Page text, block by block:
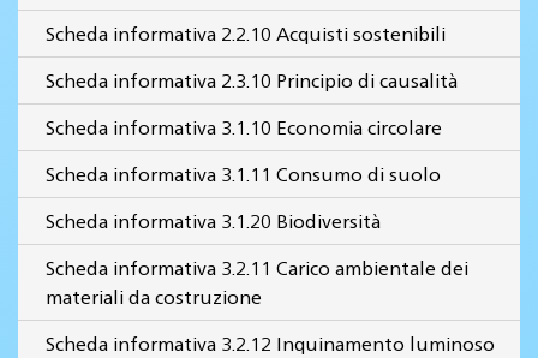
Scheda informativa 2.2.10 Acquisti sostenibili
Scheda informativa 2.3.10 Principio di causalità
Scheda informativa 3.1.10 Economia circolare
Scheda informativa 3.1.11 Consumo di suolo
Scheda informativa 3.1.20 Biodiversità
Scheda informativa 3.2.11 Carico ambientale dei
materiali da costruzione
Scheda informativa 3.2.12 Inquinamento luminoso